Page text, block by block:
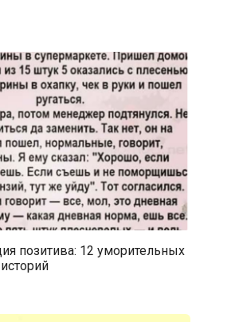
позитива: 12 уморительных